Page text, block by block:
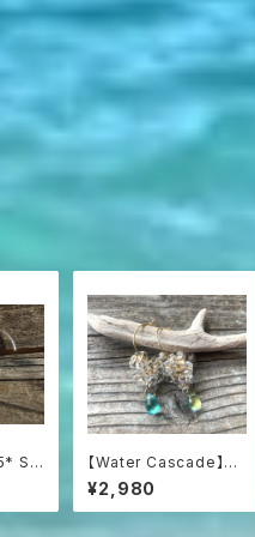
Sw
【Water Cascade】水
滴つぶつぶガラスと海の
雫のフープピアス
¥2,980